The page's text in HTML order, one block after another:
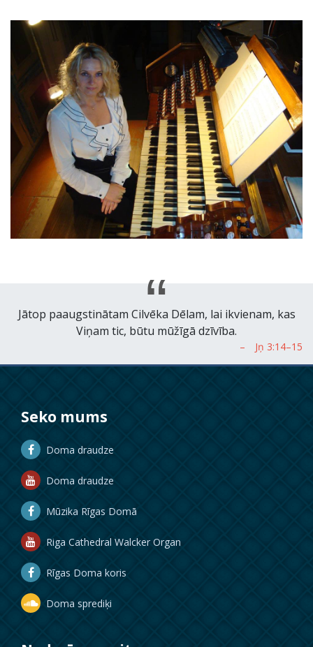
Jātop paaugstinātam Cilvēka Dēlam, lai ikvienam, kas
Viņam tic, būtu mūžīgā dzīvība.
Seko mums
Doma draudze
Doma draudze
Mūzika Rīgas Domā
Riga Cathedral Walcker Organ
Rīgas Doma koris
Doma sprediķi